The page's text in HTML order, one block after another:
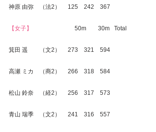
神原 由弥　（法2）     125    242    367
【女子】 50m　　30m   Total
箕田 遥　　（文2）     273    321    594
高瀬 ミカ　（商2）     266    318    584
松山 鈴奈　（経2）     256    317    573
青山 瑞季　（文2）     241    316    557